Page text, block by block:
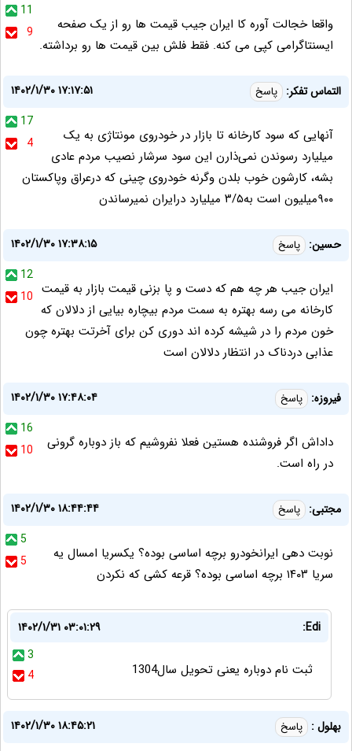
11
9
واقعا خجالت آوره کا ایران جیب قیمت ها رو از یک صفحه
ایسنتاگرامی کپی می کنه. فقط فلش بین قیمت ها رو برداشته.
التماس تفکر: پاسخ
۱۴۰۲/۱/۳۰ ۱۷:۱۷:۵۱
17
4
آنهایی که سود کارخانه تا بازار در خودروی مونتاژی به یک
میلیارد رسوندن نمی‌ذارن این سود سرشار نصیب مردم عادی
بشه، کارشون خوب بلدن وگرنه خودروی چینی که درعراق وپاکستان
۹۰۰میلیون است به۳/۵ میلیارد درایران نمیرساندن
حسین: پاسخ
۱۴۰۲/۱/۳۰ ۱۷:۳۸:۱۵
12
10 ایران جیب هر چه هم که دست و پا بزنی قیمت بازار به قیمت
کارخانه می رسه بهتره به سمت مردم بیچاره بیایی از دلالان که
خون مردم را در شیشه کرده اند دوری کن برای آخرتت بهتره چون
عذابی دردناک در انتظار دلالان است
فیروزه: پاسخ
۱۴۰۲/۱/۳۰ ۱۷:۴۸:۰۴
16
10
داداش اگر فروشنده هستین فعلا نفروشیم که باز دوباره گرونی
در راه است.
مجتبی: پاسخ
۱۴۰۲/۱/۳۰ ۱۸:۴۴:۴۴
5
5
نوبت دهی ایرانخودرو برچه اساسی بوده؟ یکسریا امسال یه
سریا ۱۴۰۳ برچه اساسی بوده؟ قرعه کشی که نکردن
Edi:
۱۴۰۲/۱/۳۱ ۰۳:۰۱:۲۹
3
4
ثبت نام دوباره یعنی تحویل سال1304
بهلول : پاسخ
۱۴۰۲/۱/۳۰ ۱۸:۴۵:۲۱